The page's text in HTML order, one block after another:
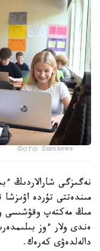
Фото: Euronews
نەگىزگى شارالاردىڭ
مىڭ مەكتەپ وقۋشىسى
ەندى ولار ءوز
دالەلدەۋى كەرەك.